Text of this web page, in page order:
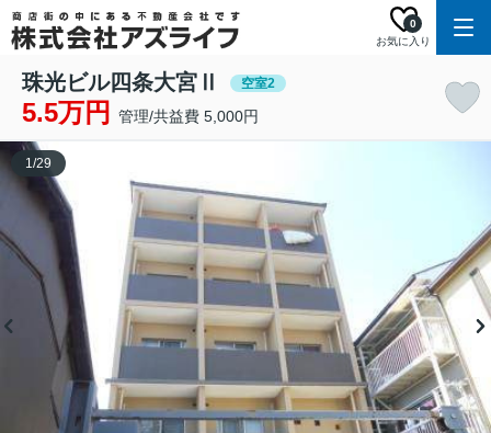
お気に入り
0
珠光ビル四条大宮Ⅱ 空室2
5.5万円 管理/共益費 5,000円
1/29